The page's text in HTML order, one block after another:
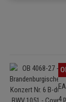
Skip image gallery
4